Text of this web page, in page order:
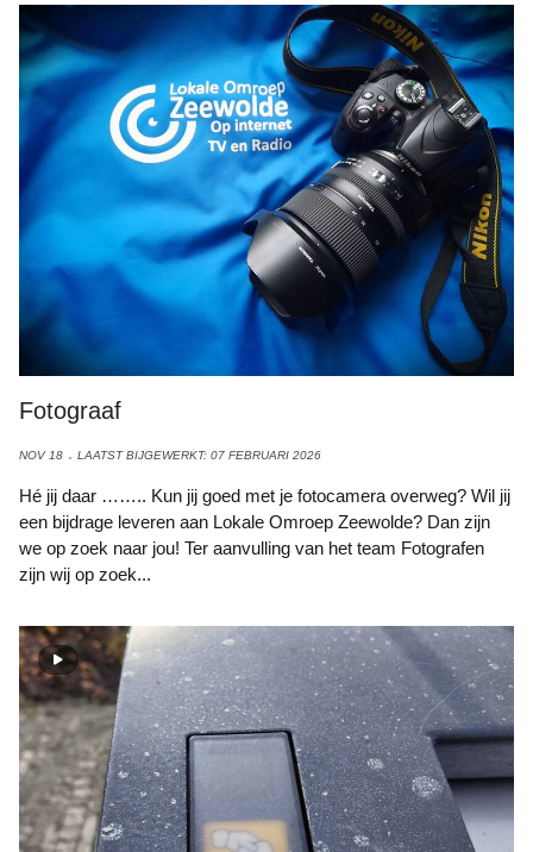
Fotograaf
NOV 18 LAATST BIJGEWERKT: 07 FEBRUARI 2026
Hé jij daar …….. Kun jij goed met je fotocamera overweg? Wil jij
een bijdrage leveren aan Lokale Omroep Zeewolde? Dan zijn
we op zoek naar jou! Ter aanvulling van het team Fotografen
zijn wij op zoek...